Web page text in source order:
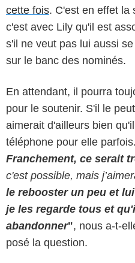
cette fois. C'est en effet la
c'est avec Lily qu'il est
s'il ne veut pas lui aussi
sur le banc des nominés.
En attendant, il pourra
pour le soutenir. S'il le
aimerait d'ailleurs bien
téléphone pour elle
Franchement, ce serait
c'est possible, mais
le rebooster un peu et
je les regarde tous et
abandonner", nous a-t-
posé la question.